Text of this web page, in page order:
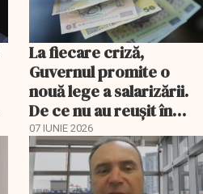
La fiecare criză,
Guvernul promite o
nouă lege a salarizării.
De ce nu au reușit în
2009?
07 IUNIE 2026